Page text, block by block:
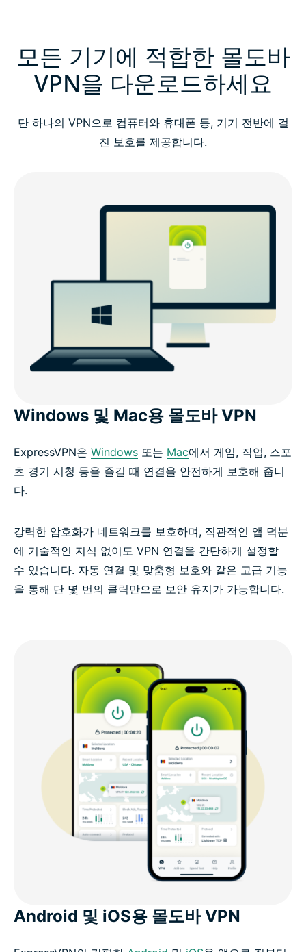
모든 기기에 적합한 몰도바
VPN을 다운로드하세요
단 하나의 VPN으로 컴퓨터와 휴대폰 등, 기기 전반에 걸
친 보호를 제공합니다.
Windows 및 Mac용 몰도바 VPN
ExpressVPN은 Windows 또는 Mac에서 게임, 작업, 스포
츠 경기 시청 등을 즐길 때 연결을 안전하게 보호해 줍니
다.
강력한 암호화가 네트워크를 보호하며, 직관적인 앱 덕분
에 기술적인 지식 없이도 VPN 연결을 간단하게 설정할
수 있습니다. 자동 연결 및 맞춤형 보호와 같은 고급 기능
을 통해 단 몇 번의 클릭만으로 보안 유지가 가능합니다.
Android 및 iOS용 몰도바 VPN